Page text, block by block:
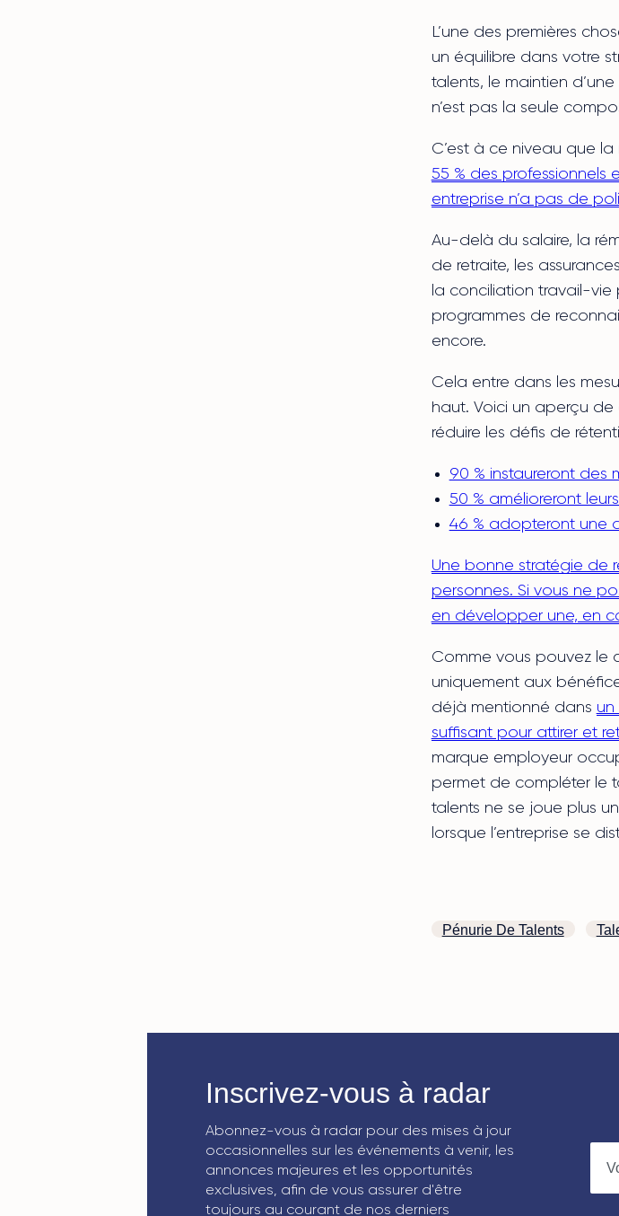
L’une des premières
un équilibre dans votre
talents, le maintien
n’est pas la seule
C’est à ce niveau que
55 % des professionnels
entreprise n’a pas de
Au-delà du salaire, la
de retraite, les
la conciliation travail-vie
programmes de
encore.
Cela entre dans les
haut. Voici un aperçu
réduire les défis de
90 % instaureront des
50 % amélioreront
46 % adopteront une
Une bonne stratégie de
personnes. Si vous ne
en développer une, en
Comme vous pouvez le
uniquement aux
déjà mentionné dans
suffisant pour attirer et
marque employeur
permet de compléter le
talents ne se joue plus
lorsque l’entreprise se
Pénurie De Talents
Inscrivez-vous à radar
Abonnez-vous à radar pour des mises à jour
occasionnelles sur les événements à venir, les
annonces majeures et les opportunités
exclusives, afin de vous assurer d'être
toujours au courant de nos derniers